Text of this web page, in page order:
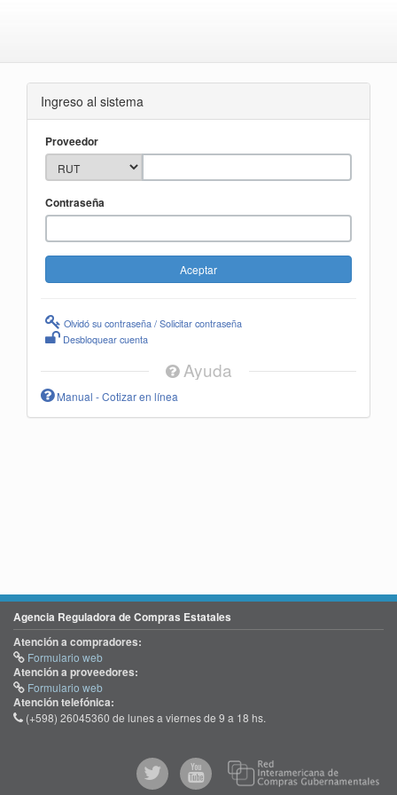
Ingreso al sistema
Proveedor
Contraseña
Olvidó su contraseña / Solicitar contraseña
Desbloquear cuenta
Ayuda
Manual - Cotizar en línea
Agencia Reguladora de Compras Estatales
Atención a compradores:
Formulario web
Atención a proveedores:
Formulario web
Atención telefónica:
(+598) 26045360 de lunes a viernes de 9 a 18 hs.
@comprasgubuy
ACCE